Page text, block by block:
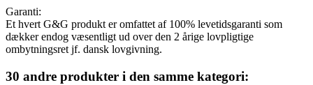
Garanti:
Et hvert G&G produkt er omfattet af 100% levetidsgaranti som
dækker endog væsentligt ud over den 2 årige lovpligtige
ombytningsret jf. dansk lovgivning.
30 andre produkter i den samme kategori: